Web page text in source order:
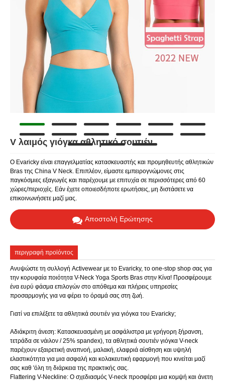
V λαιμός γιόγκα αθλητικό σουτιέν
Ο Evaricky είναι επαγγελματίας κατασκευαστής και προμηθευτής αθλητικών
Bras της China V Neck. Επιπλέον, είμαστε εμπειρογνώμονες στις
παγκόσμιες εξαγωγές και παρέχουμε με επιτυχία σε περισσότερες από 60
χώρες/περιοχές. Εάν έχετε οποιεσδήποτε ερωτήσεις, μη διστάσετε να
επικοινωνήσετε μαζί μας.
Αποστολή Ερώτησης
περιγραφή προϊόντος
Ανυψώστε τη συλλογή Activewear με το Evaricky, το one-stop shop σας για
την κορυφαία ποιότητα V-Neck Yoga Sports Bras στην Κίνα! Προσφέρουμε
ένα ευρύ φάσμα επιλογών στο απόθεμα και πλήρεις υπηρεσίες
προσαρμογής για να φέρει το όραμά σας στη ζωή.
Γιατί να επιλέξετε τα αθλητικά σουτιέν για γιόγκα του Evaricky;
Αδιάκριτη άνεση: Κατασκευασμένη με ασφάλιστρα με γρήγορη ξήρανση,
τετράδα σε νάιλον / 25% spandex), τα αθλητικά σουτιέν γιόγκα V-neck
παρέχουν εξαιρετική αναπνοή, μαλακή, ελαφριά αίσθηση και υψηλή
ελαστικότητα για μια ασφαλή και κολακευτική εφαρμογή που κινείται μαζί
σας καθ 'όλη τη διάρκεια της πρακτικής σας.
Flattering V-Neckline: Ο σχεδιασμός V-neck προσφέρει μια κομψή και άνετη